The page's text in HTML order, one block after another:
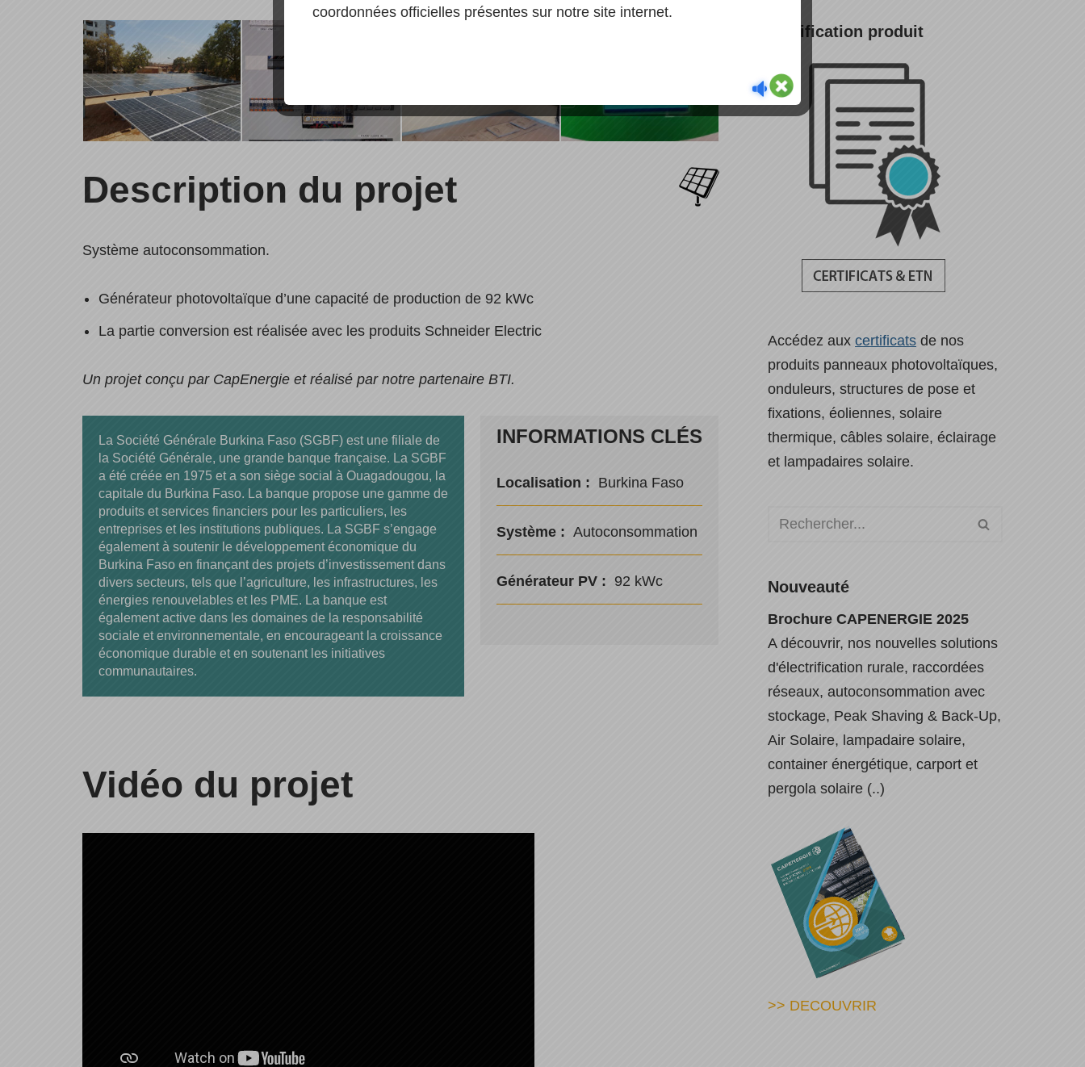
Description du projet
Système autoconsommation.
Générateur photovoltaïque d’une capacité de production de 92 kWc
La partie conversion est réalisée avec les produits Schneider Electric
Un projet conçu par CapEnergie et réalisé par notre partenaire BTI.
La Société Générale Burkina Faso (SGBF) est une filiale de
la Société Générale, une grande banque française. La SGBF
a été créée en 1975 et a son siège social à Ouagadougou, la
capitale du Burkina Faso. La banque propose une gamme de
produits et services financiers pour les particuliers, les
entreprises et les institutions publiques. La SGBF s’engage
également à soutenir le développement économique du
Burkina Faso en finançant des projets d’investissement dans
divers secteurs, tels que l’agriculture, les infrastructures, les
énergies renouvelables et les PME. La banque est
également active dans les domaines de la responsabilité
sociale et environnementale, en encourageant la croissance
économique durable et en soutenant les initiatives
communautaires.
INFORMATIONS CLÉS
Localisation : Burkina Faso
Système : Autoconsommation
Générateur PV : 92 kWc
Vidéo du projet
Certification produit
Accédez aux certificats de nos
produits panneaux photovoltaïques,
onduleurs, structures de pose et
fixations, éoliennes, solaire
thermique, câbles solaire, éclairage
et lampadaires solaire.
Nouveauté
Brochure CAPENERGIE 2025
A découvrir, nos nouvelles solutions
d'électrification rurale, raccordées
réseaux, autoconsommation avec
stockage, Peak Shaving & Back-Up,
Air Solaire, lampadaire solaire,
container énergétique, carport et
pergola solaire (..)
>> DECOUVRIR
coordonnées officielles présentes sur notre site internet.